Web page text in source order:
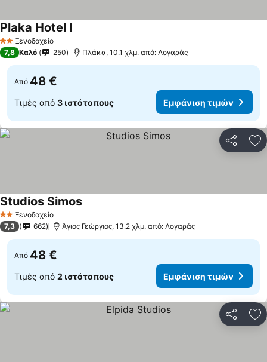
2 ΑστέριαΞενοδοχείο
Plaka Hotel I
7,8 Καλό 250 Πλάκα, 10.1 χλμ. από: Λογαράς
Από 48 €
Τιμές από 3 ιστότοπους Εμφάνιση τιμών
2 ΑστέριαΞενοδοχείο
Studios Simos
7,3 662 Άγιος Γεώργιος, 13.2 χλμ. από: Λογαράς
Από 48 €
Τιμές από 2 ιστότοπους Εμφάνιση τιμών